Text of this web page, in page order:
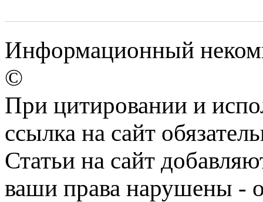
Информационный
©
При цитировании и
ссылка на сайт
Статьи на сайт
ваши права нарушены -